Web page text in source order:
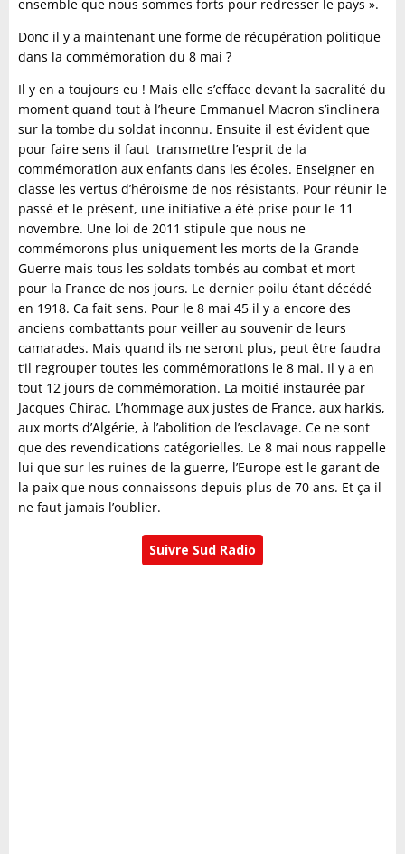
ensemble que nous sommes forts pour redresser le pays ».
Donc il y a maintenant une forme de récupération politique
dans la commémoration du 8 mai ?
Il y en a toujours eu ! Mais elle s’efface devant la sacralité du
moment quand tout à l’heure Emmanuel Macron s’inclinera
sur la tombe du soldat inconnu. Ensuite il est évident que
pour faire sens il faut transmettre l’esprit de la
commémoration aux enfants dans les écoles. Enseigner en
classe les vertus d’héroïsme de nos résistants. Pour réunir le
passé et le présent, une initiative a été prise pour le 11
novembre. Une loi de 2011 stipule que nous ne
commémorons plus uniquement les morts de la Grande
Guerre mais tous les soldats tombés au combat et mort
pour la France de nos jours. Le dernier poilu étant décédé
en 1918. Ca fait sens. Pour le 8 mai 45 il y a encore des
anciens combattants pour veiller au souvenir de leurs
camarades. Mais quand ils ne seront plus, peut être faudra
t’il regrouper toutes les commémorations le 8 mai. Il y a en
tout 12 jours de commémoration. La moitié instaurée par
Jacques Chirac. L’hommage aux justes de France, aux harkis,
aux morts d’Algérie, à l’abolition de l’esclavage. Ce ne sont
que des revendications catégorielles. Le 8 mai nous rappelle
lui que sur les ruines de la guerre, l’Europe est le garant de
la paix que nous connaissons depuis plus de 70 ans. Et ça il
ne faut jamais l’oublier.
Suivre Sud Radio